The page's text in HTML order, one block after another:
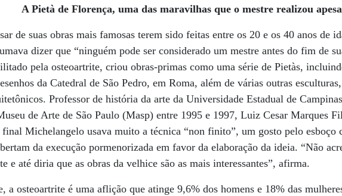
A Pietà de Florença, uma das maravilhas que o mestre realizou
de suas obras mais famosas terem sido feitas entre os 20 e os 40 anos de
dizer que “ninguém pode ser considerado um mestre antes do fim de
pela osteoartrite, criou obras-primas como uma série de Pietàs,
da Catedral de São Pedro, em Roma, além de várias outras
Professor de história da arte da Universidade Estadual de
de Arte de São Paulo (Masp) entre 1995 e 1997, Luiz Cesar Marques
final Michelangelo usava muito a técnica “non finito”, um gosto pelo esboço
da execução pormenorizada em favor da elaboração da ideia. “Não
e até diria que as obras da velhice são as mais interessantes”, afirma.
a osteoartrite é uma aflição que atinge 9,6% dos homens e 18% das